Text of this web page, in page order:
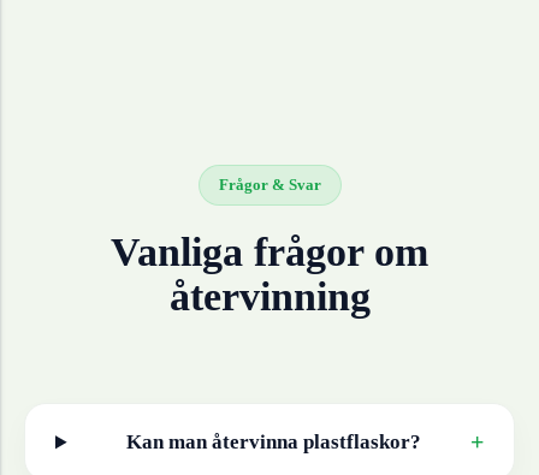
Frågor & Svar
Vanliga frågor om
återvinning
Kan man återvinna plastflaskor? +